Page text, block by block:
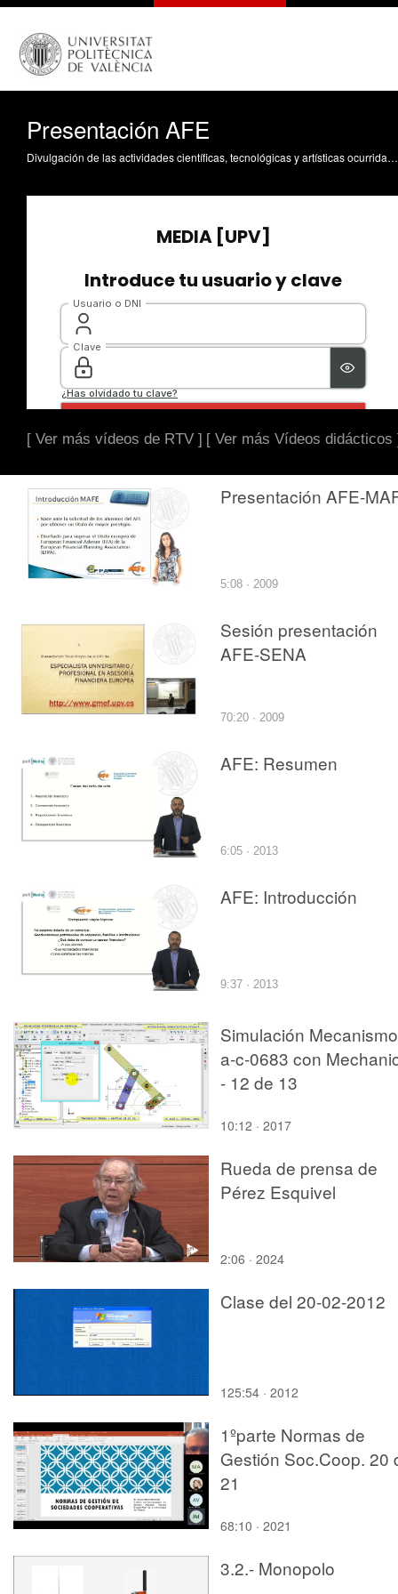
Presentación AFE
Divulgación de las actividades científicas, tecnológicas y artísticas ocurridas en los tres campus de la UPV
[ Ver más vídeos de RTV ] [ Ver más Vídeos didácticos
Presentación AFE-
5:08 · 2009
Sesión presentación
AFE-SENA
70:20 · 2009
AFE: Resumen
6:05 · 2013
AFE: Introducción
9:37 · 2013
Simulación Mecanismo
a-c-0683 con
- 12 de 13
10:12 · 2017
Rueda de prensa de
Pérez Esquivel
2:06 · 2024
Clase del 20-02-2012
125:54 · 2012
1ºparte Normas de
Gestión Soc.Coop. 20
21
68:10 · 2021
3.2.- Monopolo